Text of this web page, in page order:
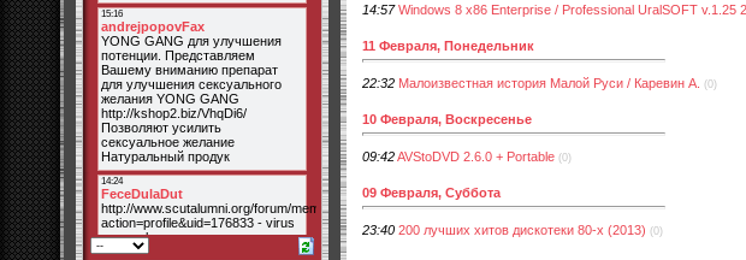
14:57 Windows 8 x86 Enterprise / Professional UralSOFT v.1.25
11 Февраля, Понедельник
22:32 Малоизвестная история Малой Руси / Каревин А. (0)
10 Февраля, Воскресенье
09:42AVStoDVD 2.6.0 + Portable (0)
09 Февраля, Суббота
23:40 200 лучших хитов дискотеки 80-х (2013) (0)